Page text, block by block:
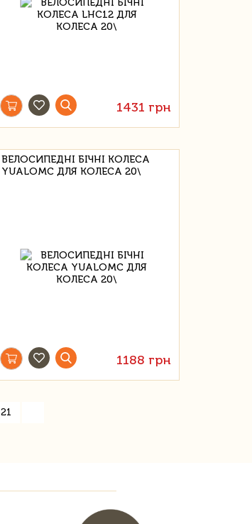
1431 грн
ВЕЛОСИПЕДНІ БІЧНІ КОЛЕСА
YUALOMC ДЛЯ КОЛЕСА 20\
1188 грн
21